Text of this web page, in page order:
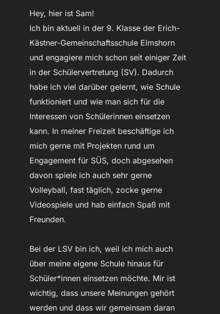
Hey, hier ist Sam!
Ich bin aktuell in der 9. Klasse der Erich-
Kästner-Gemeinschaftsschule Elmshorn
und engagiere mich schon seit einiger Zeit
in der Schülervertretung (SV). Dadurch
habe ich viel darüber gelernt, wie Schule
funktioniert und wie man sich für die
Interessen von Schülerinnen einsetzen
kann. In meiner Freizeit beschäftige ich
mich gerne mit Projekten rund um
Engagement für SÜS, doch abgesehen
davon spiele ich auch sehr gerne
Volleyball, fast täglich, zocke gerne
Videospiele und hab einfach Spaß mit
Freunden.
Bei der LSV bin ich, weil ich mich auch
über meine eigene Schule hinaus für
Schüler*innen einsetzen möchte. Mir ist
wichtig, dass unsere Meinungen gehört
werden und dass wir gemeinsam daran